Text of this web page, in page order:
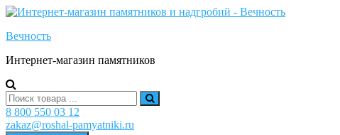
Skip
content
Вечность
Интернет-магазин памятников
Search
for:
8 800 550 03 12
zakaz@roshal-pamyatniki.ru